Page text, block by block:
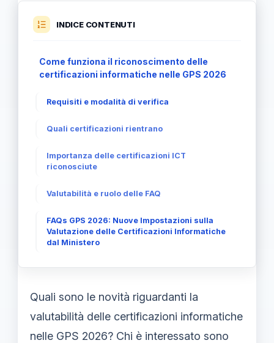
INDICE CONTENUTI
Come funziona il riconoscimento delle
certificazioni informatiche nelle GPS 2026
Requisiti e modalità di verifica
Quali certificazioni rientrano
Importanza delle certificazioni ICT
riconosciute
Valutabilità e ruolo delle FAQ
FAQs GPS 2026: Nuove Impostazioni sulla
Valutazione delle Certificazioni Informatiche
dal Ministero
Quali sono le novità riguardanti la
valutabilità delle certificazioni informatiche
nelle GPS 2026? Chi è interessato sono